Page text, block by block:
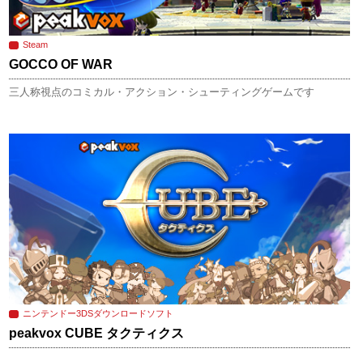
Steam
GOCCO OF WAR
三人称視点のコミカル・アクション・シューティングゲームです
ニンテンドー3DSダウンロードソフト
peakvox CUBE タクティクス